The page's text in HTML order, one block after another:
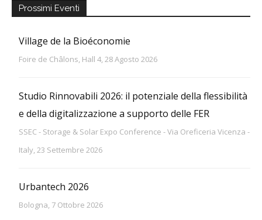
Prossimi Eventi
Village de la Bioéconomie
Foire de Châlons, Hall 4, 28 Agosto 2026
Studio Rinnovabili 2026: il potenziale della flessibilità
e della digitalizzazione a supporto delle FER
SSEC - Storage & Solar Expo Conference - Via Oreficeria Vicenza -
Italy, 23 Settembre 2026
Urbantech 2026
Bologna, 7 Ottobre 2026